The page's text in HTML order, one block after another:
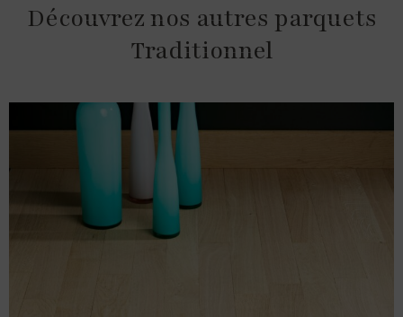
Découvrez nos autres parquets
Traditionnel